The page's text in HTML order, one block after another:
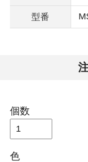
型番
個数
色